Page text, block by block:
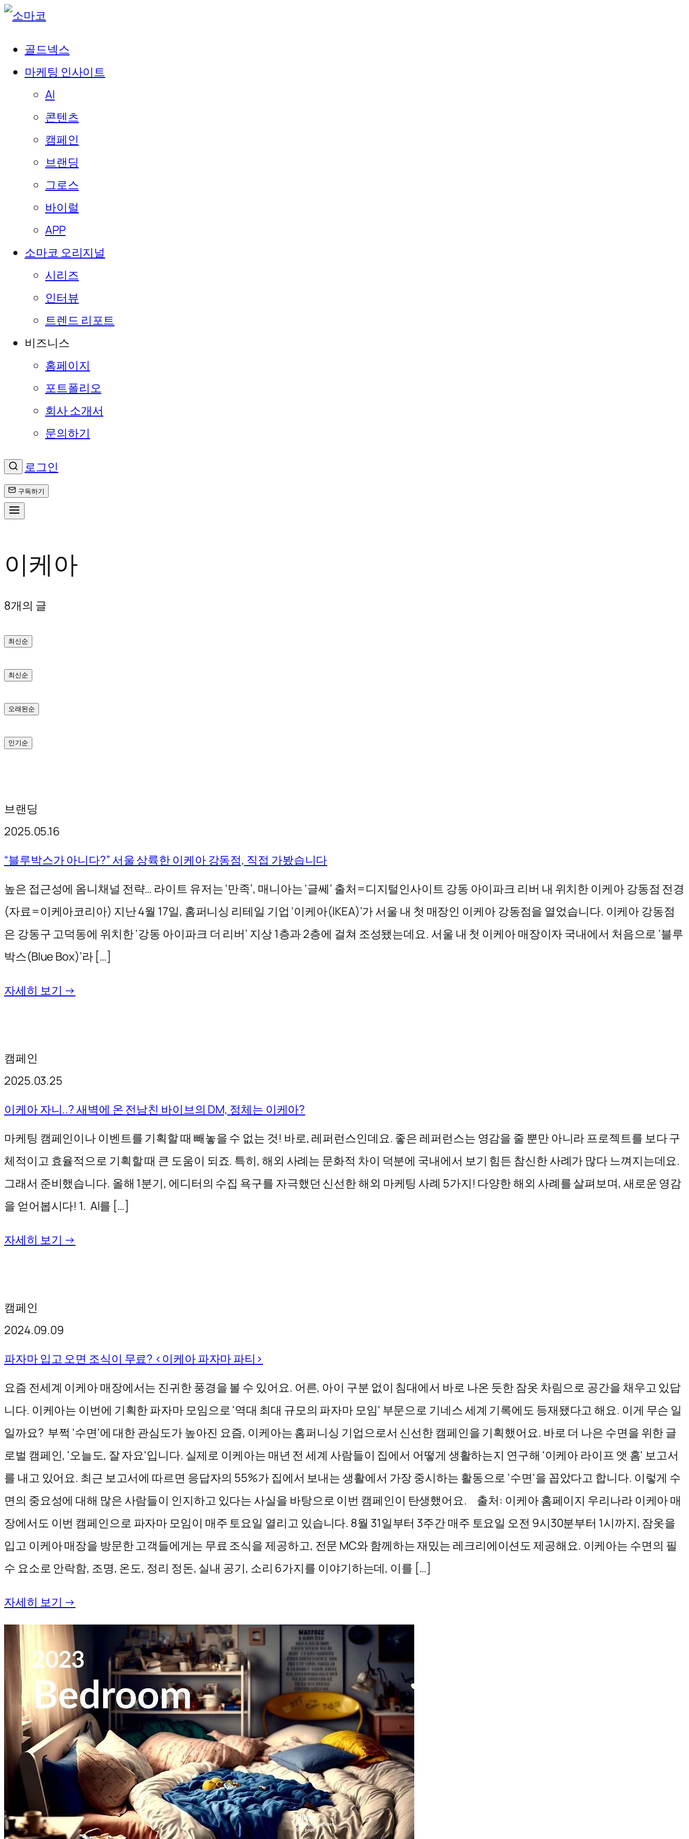
골드넥스
마케팅 인사이트
AI
콘텐츠
캠페인
브랜딩
그로스
바이럴
APP
소마코 오리지널
시리즈
인터뷰
트렌드 리포트
비즈니스
홈페이지
포트폴리오
회사 소개서
문의하기
로그인
구독하기
텐
로
로
가
이케아
8개의 글
최신순
최신순
오래된순
인기순
브랜딩
2025.05.16
“블루박스가 아니다?” 서울 상륙한 이케아 강동점, 직접 가봤습니다
높은 접근성에 옴니채널 전략… 라이트 유저는 ‘만족’, 매니아는 ‘글쎄’ 출처=디지털인사이트 강동 아이파크 리버 내 위치한 이케아 강동점 전경
(자료=이케아코리아) 지난 4월 17일, 홈퍼니싱 리테일 기업 ‘이케아(IKEA)’가 서울 내 첫 매장인 이케아 강동점을 열었습니다. 이케아 강동점
은 강동구 고덕동에 위치한 ‘강동 아이파크 더 리버’ 지상 1층과 2층에 걸쳐 조성됐는데요. 서울 내 첫 이케아 매장이자 국내에서 처음으로 ‘블루
박스(Blue Box)’라 […]
자세히 보기 →
캠페인
2025.03.25
이케아 자니..? 새벽에 온 전남친 바이브의 DM, 정체는 이케아?
마케팅 캠페인이나 이벤트를 기획할 때 빼놓을 수 없는 것! 바로, 레퍼런스인데요. 좋은 레퍼런스는 영감을 줄 뿐만 아니라 프로젝트를 보다 구
체적이고 효율적으로 기획할 때 큰 도움이 되죠. 특히, 해외 사례는 문화적 차이 덕분에 국내에서 보기 힘든 참신한 사례가 많다 느껴지는데요.
그래서 준비했습니다. 올해 1분기, 에디터의 수집 욕구를 자극했던 신선한 해외 마케팅 사례 5가지! 다양한 해외 사례를 살펴보며, 새로운 영감
을 얻어봅시다! 1. AI를 […]
자세히 보기 →
캠페인
2024.09.09
파자마 입고 오면 조식이 무료? <이케아 파자마 파티>
요즘 전세계 이케아 매장에서는 진귀한 풍경을 볼 수 있어요. 어른, 아이 구분 없이 침대에서 바로 나온 듯한 잠옷 차림으로 공간을 채우고 있답
니다. 이케아는 이번에 기획한 파자마 모임으로 '역대 최대 규모의 파자마 모임' 부문으로 기네스 세계 기록에도 등재됐다고 해요. 이게 무슨 일
일까요? 부쩍 '수면'에 대한 관심도가 높아진 요즘, 이케아는 홈퍼니싱 기업으로서 신선한 캠페인을 기획했어요. 바로 더 나은 수면을 위한 글
로벌 캠페인, '오늘도, 잘 자요'입니다. 실제로 이케아는 매년 전 세계 사람들이 집에서 어떻게 생활하는지 연구해 '이케아 라이프 앳 홈' 보고서
를 내고 있어요. 최근 보고서에 따르면 응답자의 55%가 집에서 보내는 생활에서 가장 중시하는 활동으로 '수면'을 꼽았다고 합니다. 이렇게 수
면의 중요성에 대해 많은 사람들이 인지하고 있다는 사실을 바탕으로 이번 캠페인이 탄생했어요. 출처: 이케아 홈페이지 우리나라 이케아 매
장에서도 이번 캠페인으로 파자마 모임이 매주 토요일 열리고 있습니다. 8월 31일부터 3주간 매주 토요일 오전 9시30분부터 1시까지, 잠옷을
입고 이케아 매장을 방문한 고객들에게는 무료 조식을 제공하고, 전문 MC와 함께하는 재밌는 레크리에이션도 제공해요. 이케아는 수면의 필
수 요소로 안락함, 조명, 온도, 정리 정돈, 실내 공기, 소리 6가지를 이야기하는데, 이를 […]
자세히 보기 →